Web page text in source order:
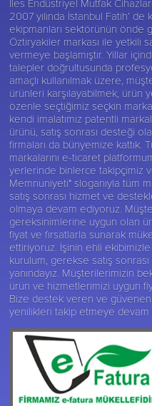
İles Endüstriyel Mutfak
2007 yılında İstanbul Fatih’
ekipmanları sektörünün önde
Öztiryakiler markası ile yetkili
vermeye başlamıştır. Yıllar
talepler doğrultusunda
amaçlı kullanılmak üzere,
ürünleri karşılayabilmek, ürün
özenle seçtiğimiz seçkin
kendi imalatımız patentli
ürünü, satış sonrası desteği
firmaları da bünyemize kattık.
markalarını e-ticaret
yerlerinde binlerce takipçimiz
Memnuniyeti" sloganıyla tüm
satış sonrası hizmet ve
olmaya devam ediyoruz.
gereksinimlerine uygun olan
fiyat ve fırsatlarla sunarak
ettiriyoruz. İşinin ehli
kurulum, gerekse satış
yanındayız. Müşterilerimizin
ürün ve hizmetlerimizi uygun
Bize destek veren ve
yenilikleri takip etmeye devam